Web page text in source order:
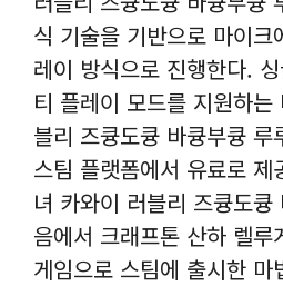
식 기술을 기반으로 마이
레이 방식으로 진행한다.
티 플레이 모드를 지원하
블리 즈큥도큥 바큥부큥
스팀 플랫폼에서 유료로
녀 카와이 러블리 즈큥도
음에서 크래프톤 산하 렐루
게임으로 스팀에 출시한